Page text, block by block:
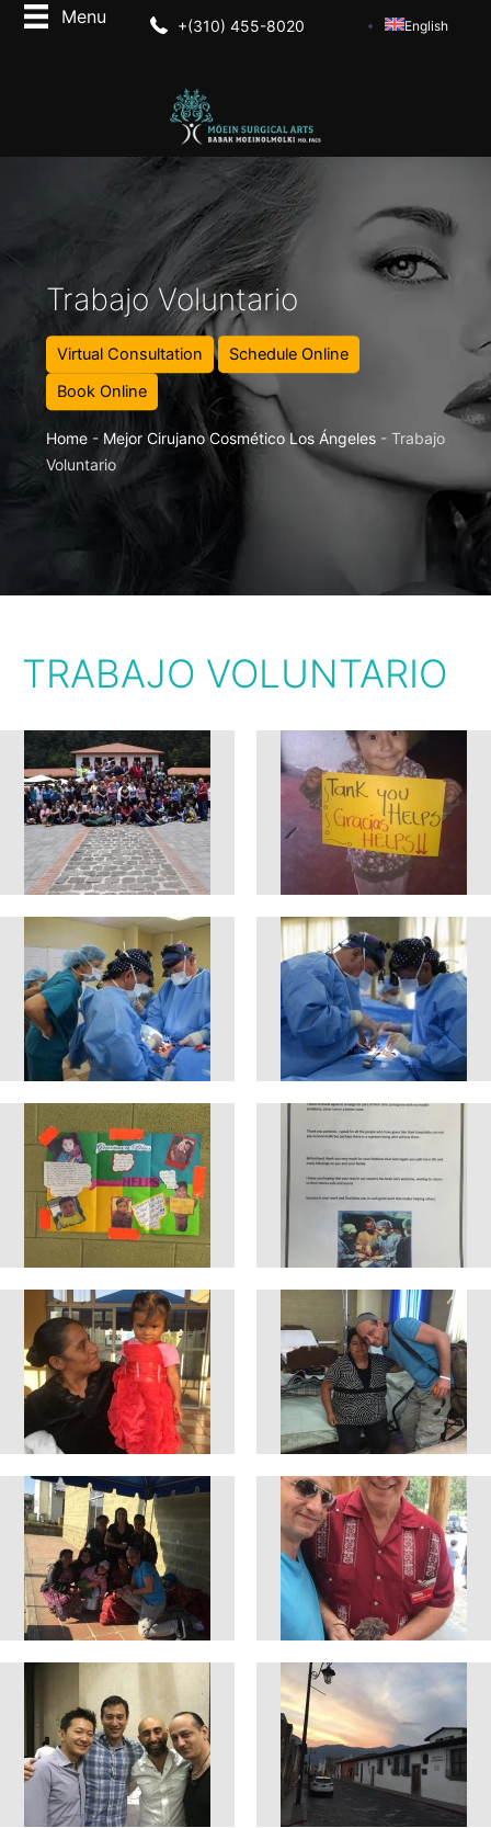
English
+(310) 455-8020
Trabajo Voluntario
Virtual Consultation
Schedule Online
Book Online
Home - Mejor Cirujano Cosmético Los Ángeles -Trabajo
Voluntario
TRABAJO VOLUNTARIO